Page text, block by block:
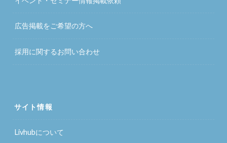
広告掲載をご希望の方へ
採用に関するお問い合わせ
サイト情報
Livhubについて